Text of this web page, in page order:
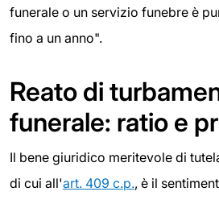
funerale o un servizio funebre è
fino a un anno".
Reato di
funerale: ratio e
Il bene giuridico meritevole di
di cui all'art. 409 c.p., è il